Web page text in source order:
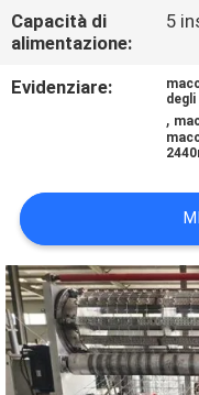
CONTATTICI
RICHIEDA
MAPPA
DEL
SITO
PRIVACY
Capacità di
alimentazione:
5
Evidenziare:
,